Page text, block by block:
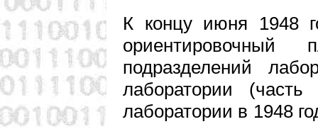
К концу июня 1948
подразделений
лаборатории
лаборатории в 1948